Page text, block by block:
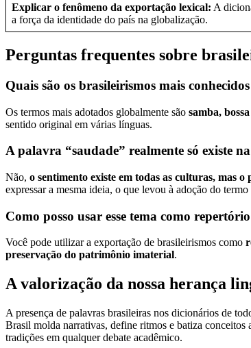
Explicar o fenômeno da exportação lexical: A
a força da identidade do país na globalização.
Perguntas frequentes sobre
Quais são os brasileirismos mais
Os termos mais adotados globalmente são samba,
sentido original em várias línguas.
A palavra “saudade” realmente só existe
Não, o sentimento existe em todas as culturas, mas
expressar a mesma ideia, o que levou à adoção do
Como posso usar esse tema como
Você pode utilizar a exportação de brasileirismos como
preservação do patrimônio imaterial.
A valorização da nossa herança
A presença de palavras brasileiras nos dicionários de
Brasil molda narrativas, define ritmos e batiza conceitos
tradições em qualquer debate acadêmico.